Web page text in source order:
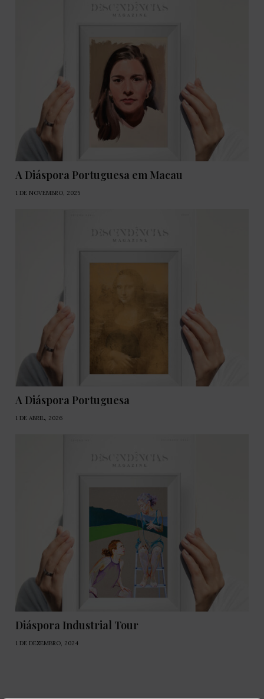
A Diáspora Portuguesa em Macau
1 DE NOVEMBRO, 2025
A Diáspora Portuguesa
1 DE ABRIL, 2026
Diáspora Industrial Tour
1 DE DEZEMBRO, 2024